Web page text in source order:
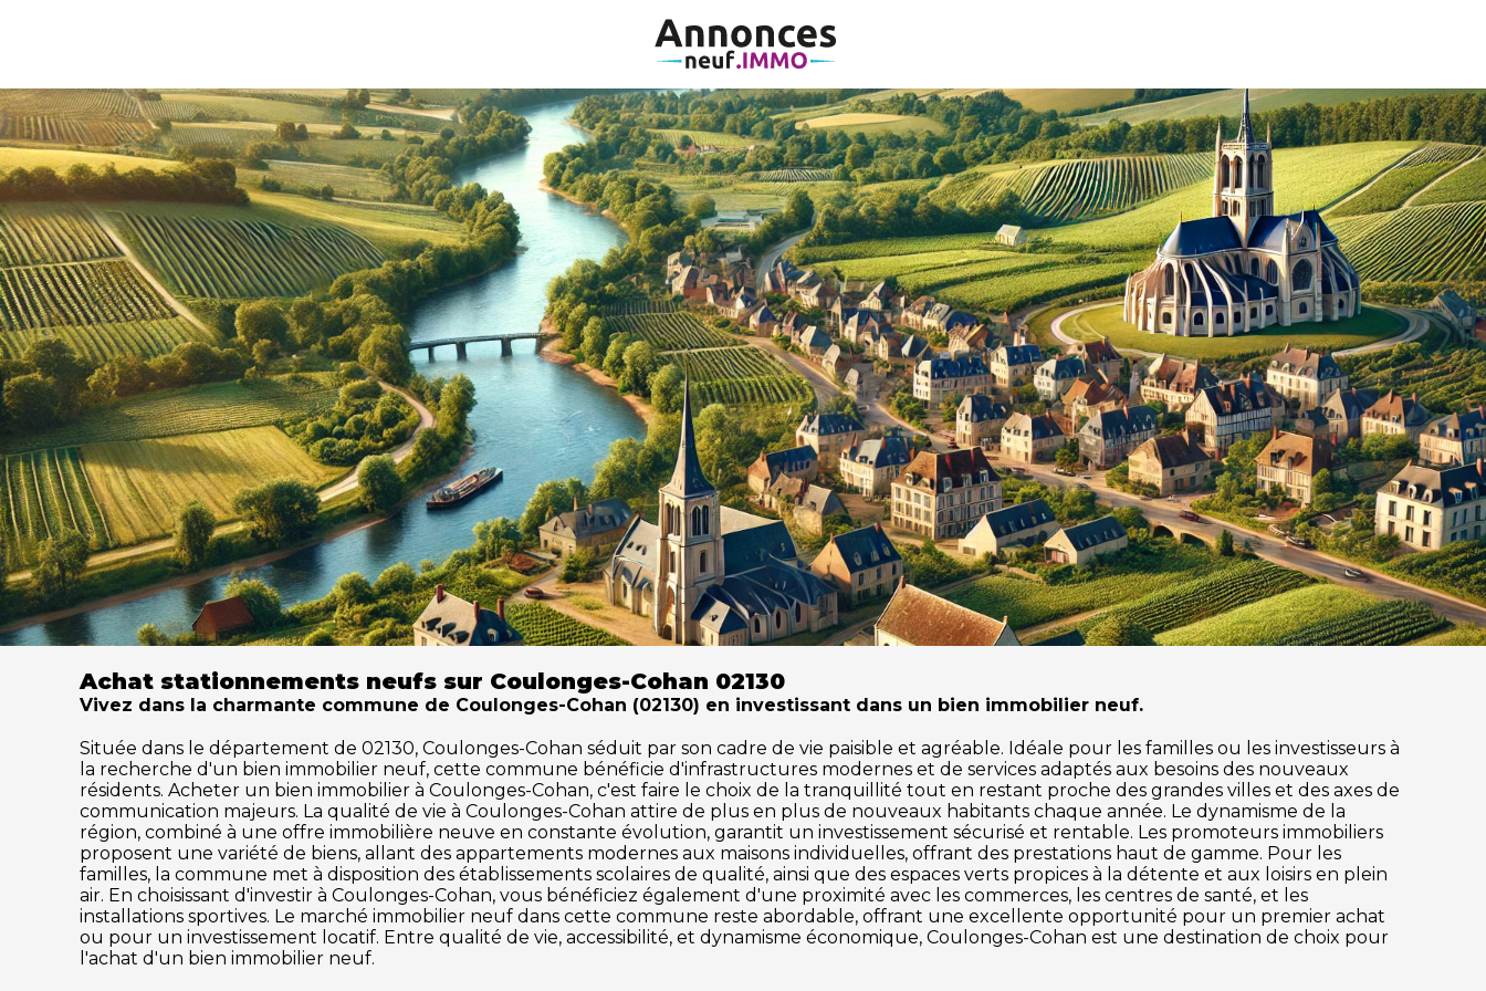
Achat stationnements neufs sur Coulonges-Cohan 02130
Vivez dans la charmante commune de Coulonges-Cohan (02130) en investissant dans un bien immobilier neuf.
Située dans le département de 02130, Coulonges-Cohan séduit par son cadre de vie paisible et agréable. Idéale pour les familles ou les investisseurs à
la recherche d'un bien immobilier neuf, cette commune bénéficie d'infrastructures modernes et de services adaptés aux besoins des nouveaux
résidents. Acheter un bien immobilier à Coulonges-Cohan, c'est faire le choix de la tranquillité tout en restant proche des grandes villes et des axes de
communication majeurs. La qualité de vie à Coulonges-Cohan attire de plus en plus de nouveaux habitants chaque année. Le dynamisme de la
région, combiné à une offre immobilière neuve en constante évolution, garantit un investissement sécurisé et rentable. Les promoteurs immobiliers
proposent une variété de biens, allant des appartements modernes aux maisons individuelles, offrant des prestations haut de gamme. Pour les
familles, la commune met à disposition des établissements scolaires de qualité, ainsi que des espaces verts propices à la détente et aux loisirs en plein
air. En choisissant d'investir à Coulonges-Cohan, vous bénéficiez également d'une proximité avec les commerces, les centres de santé, et les
installations sportives. Le marché immobilier neuf dans cette commune reste abordable, offrant une excellente opportunité pour un premier achat
ou pour un investissement locatif. Entre qualité de vie, accessibilité, et dynamisme économique, Coulonges-Cohan est une destination de choix pour
l'achat d'un bien immobilier neuf.